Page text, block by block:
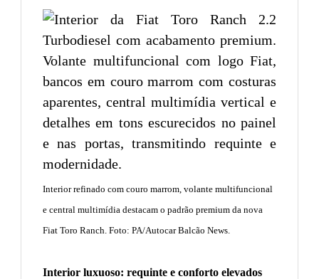
Interior refinado com couro marrom, volante multifuncional
e central multimídia destacam o padrão premium da nova
Fiat Toro Ranch. Foto: PA/Autocar Balcão News.
Interior luxuoso: requinte e conforto elevados